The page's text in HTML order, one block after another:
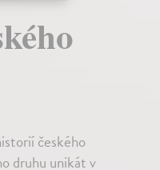
českého
druhu unikát v